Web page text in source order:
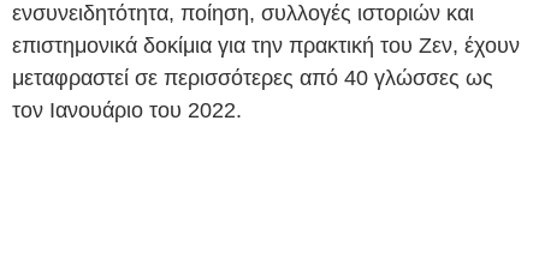
ενσυνειδητότητα, ποίηση, συλλογές ιστοριών και
επιστημονικά δοκίμια για την πρακτική του Ζεν, έχουν
μεταφραστεί σε περισσότερες από 40 γλώσσες ως
τον Ιανουάριο του 2022.